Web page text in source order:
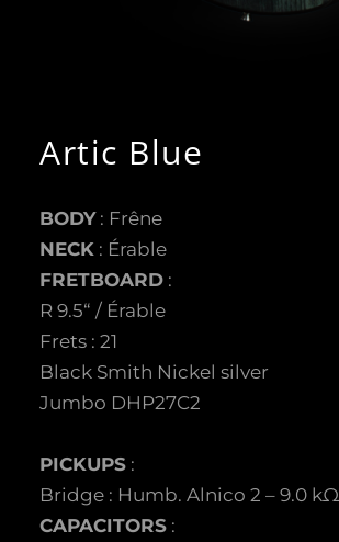
Artic Blue
BODY: Frêne
NECK : Érable
FRETBOARD :
R 9.5“ / Érable
Frets : 21
Black Smith Nickel silver
Jumbo DHP27C2
PICKUPS :
Bridge : Humb. Alnico 2 – 9.0 kΩ
CAPACITORS :